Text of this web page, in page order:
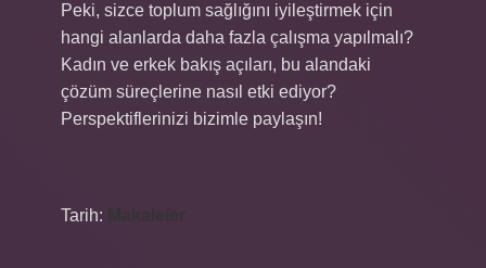
Peki, sizce toplum sağlığını iyileştirmek için
hangi alanlarda daha fazla çalışma yapılmalı?
Kadın ve erkek bakış açıları, bu alandaki
çözüm süreçlerine nasıl etki ediyor?
Perspektiflerinizi bizimle paylaşın!
Tarih: